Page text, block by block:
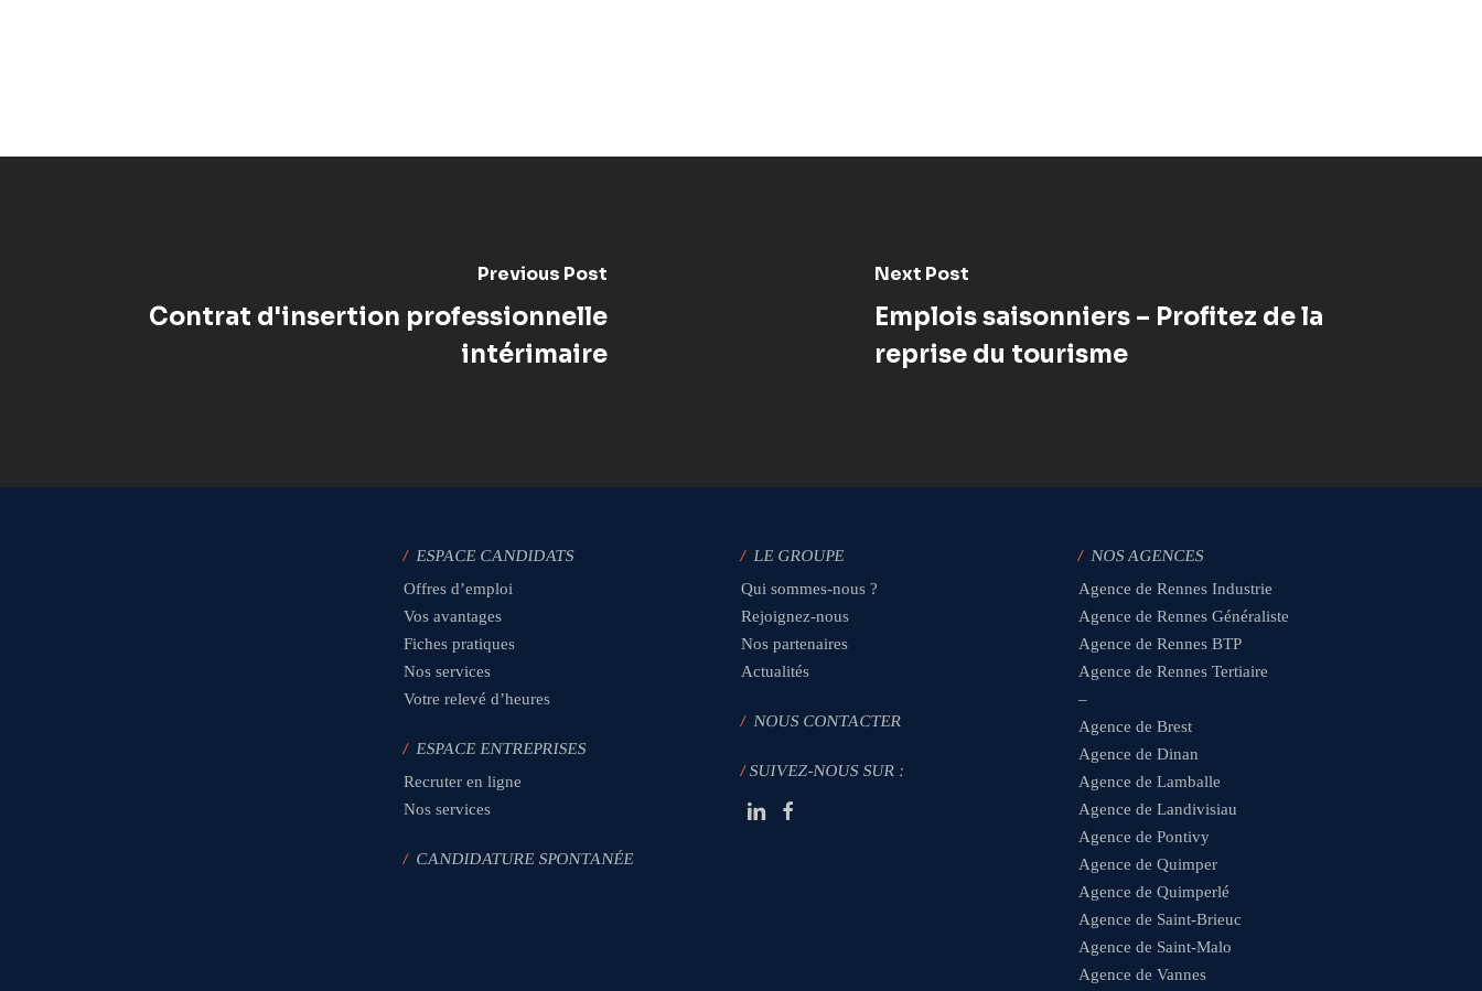
Previous Post
Contrat d'insertion professionnelle
intérimaire
Next Post
Emplois saisonniers – Profitez de la
reprise du tourisme
/ ESPACE CANDIDATS
Offres d’emploi
Vos avantages
Fiches pratiques
Nos services
Votre relevé d’heures
/ ESPACE ENTREPRISES
Recruter en ligne
Nos services
/ CANDIDATURE SPONTANÉE
/ LE GROUPE
Qui sommes-nous ?
Rejoignez-nous
Nos partenaires
Actualités
/NOUS CONTACTER
/SUIVEZ-NOUS SUR :
/ NOS AGENCES
Agence de Rennes Industrie
Agence de Rennes Généraliste
Agence de Rennes BTP
Agence de Rennes Tertiaire
–
Agence de Brest
Agence de Dinan
Agence de Lamballe
Agence de Landivisiau
Agence de Pontivy
Agence de Quimper
Agence de Quimperlé
Agence de Saint-Brieuc
Agence de Saint-Malo
Agence de Vannes